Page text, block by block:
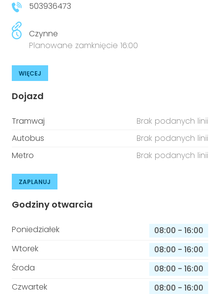
503936473
Czynne
Planowane zamknięcie 16:00
WIĘCEJ
Dojazd
Tramwaj
Brak podanych linii
Autobus
Brak podanych linii
Metro
Brak podanych linii
ZAPLANUJ
Godziny otwarcia
Poniedziałek 08:00 - 16:00
Wtorek
08:00 - 16:00
Środa
08:00 - 16:00
Czwartek
08:00 - 16:00